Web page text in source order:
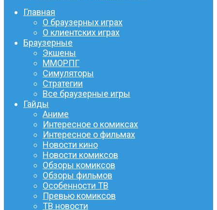
Главная
О браузерных играх
О клиентских играх
Браузерные
Экшены
ММОРПГ
Симуляторы
Стратегии
Все браузерные игры
Гайды
Аниме
Интересное о комиксах
Интересное о фильмах
Новости кино
Новости комиксов
Обзоры комиксов
Обзоры фильмов
Особенности ТВ
Превью комиксов
ТВ новости